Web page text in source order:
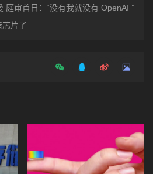
庭审首日：“没有我就没有 OpenAI ”
片了